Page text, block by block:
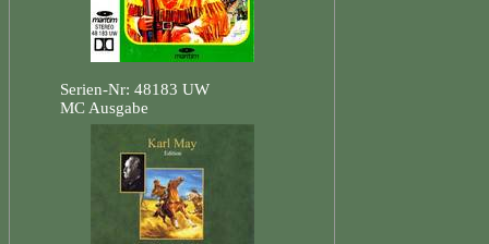
Serien-Nr: 48183 UW
MC Ausgabe